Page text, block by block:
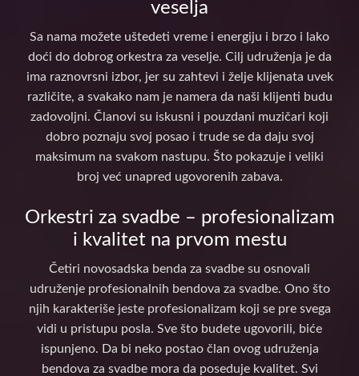
veselja
Sa nama možete uštedeti vreme i energiju i brzo i lako
doći do dobrog orkestra za veselje. Cilj udruženja je da
ima raznovrsni izbor, jer su zahtevi i želje klijenata uvek
različite, a svakako nam je namera da naši klijenti budu
zadovoljni. Članovi su iskusni i pouzdani muzičari koji
dobro poznaju svoj posao i trude se da daju svoj
maksimum na svakom nastupu. Što pokazuje i veliki
broj već unapred ugovorenih zabava.
Orkestri za svadbe – profesionalizam
i kvalitet na prvom mestu
Četiri novosadska benda za svadbe su osnovali
udruženje profesionalnih bendova za svadbe. Ono što
njih karakteriše jeste profesionalizam koji se pre svega
vidi u pristupu posla. Sve što budete ugovorili, biće
ispunjeno. Da bi neko postao član ovog udruženja
bendova za svadbe mora da poseduje kvalitet. Svi